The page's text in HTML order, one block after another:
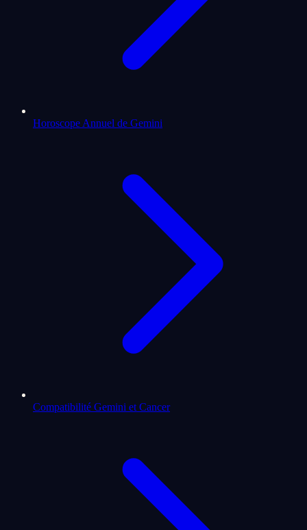
Horoscope Annuel de Gemini
Compatibilité Gemini et Cancer